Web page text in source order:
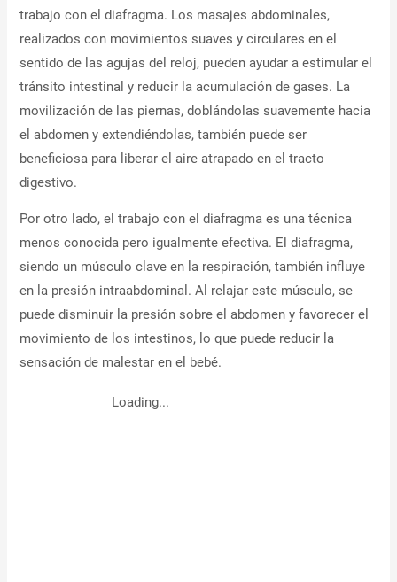
trabajo con el diafragma. Los masajes abdominales,
realizados con movimientos suaves y circulares en el
sentido de las agujas del reloj, pueden ayudar a estimular el
tránsito intestinal y reducir la acumulación de gases. La
movilización de las piernas, doblándolas suavemente hacia
el abdomen y extendiéndolas, también puede ser
beneficiosa para liberar el aire atrapado en el tracto
digestivo.
Por otro lado, el trabajo con el diafragma es una técnica
menos conocida pero igualmente efectiva. El diafragma,
siendo un músculo clave en la respiración, también influye
en la presión intraabdominal. Al relajar este músculo, se
puede disminuir la presión sobre el abdomen y favorecer el
movimiento de los intestinos, lo que puede reducir la
sensación de malestar en el bebé.
Loading...